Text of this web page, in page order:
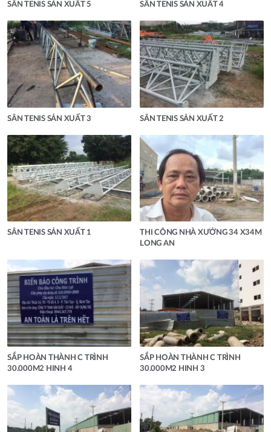
SÂN TENIS SẢN XUẤT 5 SÂN TENIS SẢN XUẤT 4
SÂN TENIS SẢN XUẤT 3 SÂN TENIS SẢN XUẤT 2
SÂN TENIS SẢN XUẤT 1
THI CÔNG NHÀ XƯỞNG 34 X34M
LONG AN
SẮP HOÀN THÀNH C TRÌNH
30.000M2 HINH 4
SẮP HOÀN THÀNH C TRÌNH
30.000M2 HINH 3